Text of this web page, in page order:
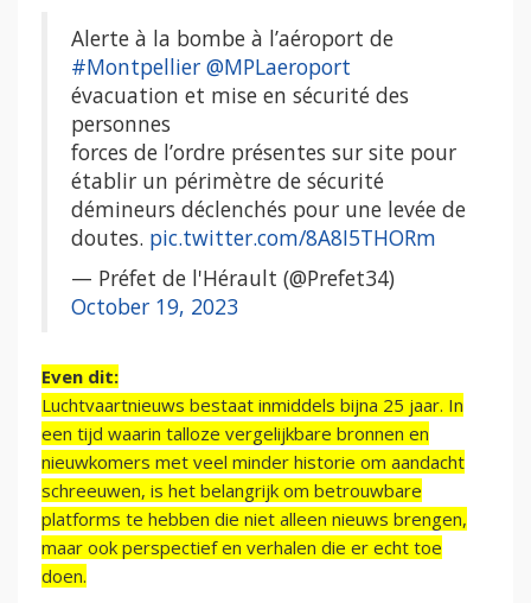
Alerte à la bombe à l’aéroport de
#Montpellier @MPLaeroport
évacuation et mise en sécurité des
personnes
forces de l’ordre présentes sur site pour
établir un périmètre de sécurité
démineurs déclenchés pour une levée de
doutes. pic.twitter.com/8A8I5THORm
— Préfet de l'Hérault (@Prefet34)
October 19, 2023
Even dit:
Luchtvaartnieuws bestaat inmiddels bijna 25 jaar. In
een tijd waarin talloze vergelijkbare bronnen en
nieuwkomers met veel minder historie om aandacht
schreeuwen, is het belangrijk om betrouwbare
platforms te hebben die niet alleen nieuws brengen,
maar ook perspectief en verhalen die er echt toe
doen.